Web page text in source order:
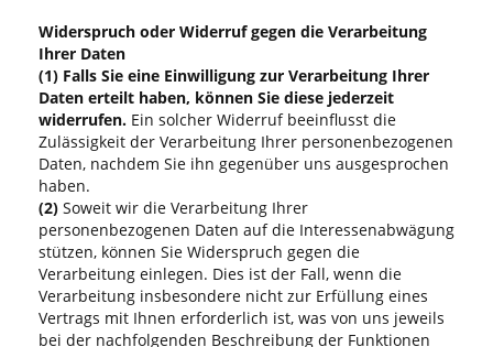
Widerspruch oder Widerruf gegen die Verarbeitung
Ihrer Daten
(1) Falls Sie eine Einwilligung zur Verarbeitung Ihrer
Daten erteilt haben, können Sie diese jederzeit
widerrufen. Ein solcher Widerruf beeinflusst die
Zulässigkeit der Verarbeitung Ihrer personenbezogenen
Daten, nachdem Sie ihn gegenüber uns ausgesprochen
haben.
(2) Soweit wir die Verarbeitung Ihrer
personenbezogenen Daten auf die Interessenabwägung
stützen, können Sie Widerspruch gegen die
Verarbeitung einlegen. Dies ist der Fall, wenn die
Verarbeitung insbesondere nicht zur Erfüllung eines
Vertrags mit Ihnen erforderlich ist, was von uns jeweils
bei der nachfolgenden Beschreibung der Funktionen